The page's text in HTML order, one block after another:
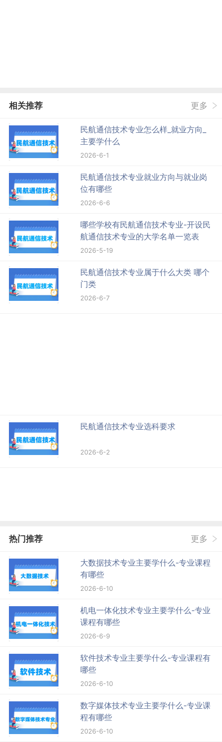
相关推荐 更多
民航通信技术专业怎么样_就业方向_
主要学什么
2026-6-1
民航通信技术专业就业方向与就业岗
位有哪些
2026-6-6
哪些学校有民航通信技术专业-开设民
航通信技术专业的大学名单一览表
2026-5-19
民航通信技术专业属于什么大类 哪个
门类
2026-6-7
民航通信技术专业选科要求
2026-6-2
热门推荐 更多
大数据技术专业主要学什么-专业课程
有哪些
2026-6-10
机电一体化技术专业主要学什么-专业
课程有哪些
2026-6-9
软件技术专业主要学什么-专业课程有
哪些
2026-6-10
数字媒体技术专业主要学什么-专业课
程有哪些
2026-6-10